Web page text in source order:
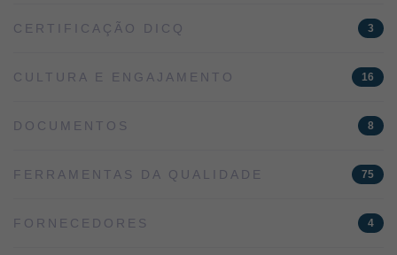
CERTIFICAÇÃO DICQ 3
CULTURA E ENGAJAMENTO 16
DOCUMENTOS 8
FERRAMENTAS DA QUALIDADE 75
FORNECEDORES 4